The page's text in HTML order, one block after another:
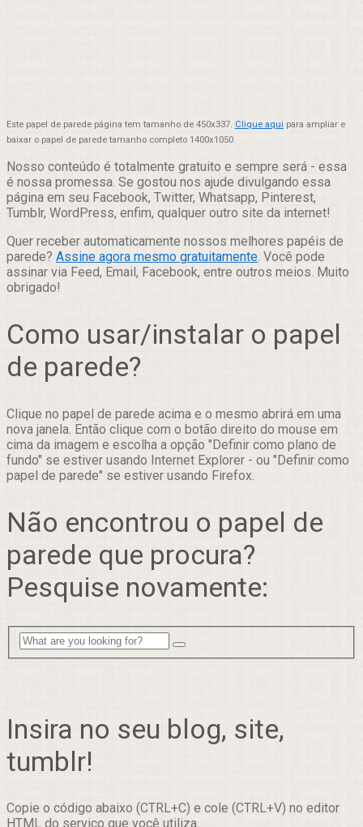
Este papel de parede página tem tamanho de 450x337. Clique aqui para ampliar e
baixar o papel de parede tamanho completo 1400x1050
Nosso conteúdo é totalmente gratuito e sempre será - essa
é nossa promessa. Se gostou nos ajude divulgando essa
página em seu Facebook, Twitter, Whatsapp, Pinterest,
Tumblr, WordPress, enfim, qualquer outro site da internet!
Quer receber automaticamente nossos melhores papéis de
parede? Assine agora mesmo gratuitamente. Você pode
assinar via Feed, Email, Facebook, entre outros meios. Muito
obrigado!
Como usar/instalar o papel
de parede?
Clique no papel de parede acima e o mesmo abrirá em uma
nova janela. Então clique com o botão direito do mouse em
cima da imagem e escolha a opção "Definir como plano de
fundo" se estiver usando Internet Explorer - ou "Definir como
papel de parede" se estiver usando Firefox.
Não encontrou o papel de
parede que procura?
Pesquise novamente:
Insira no seu blog, site,
tumblr!
Copie o código abaixo (CTRL+C) e cole (CTRL+V) no editor
HTML do serviço que você utiliza.